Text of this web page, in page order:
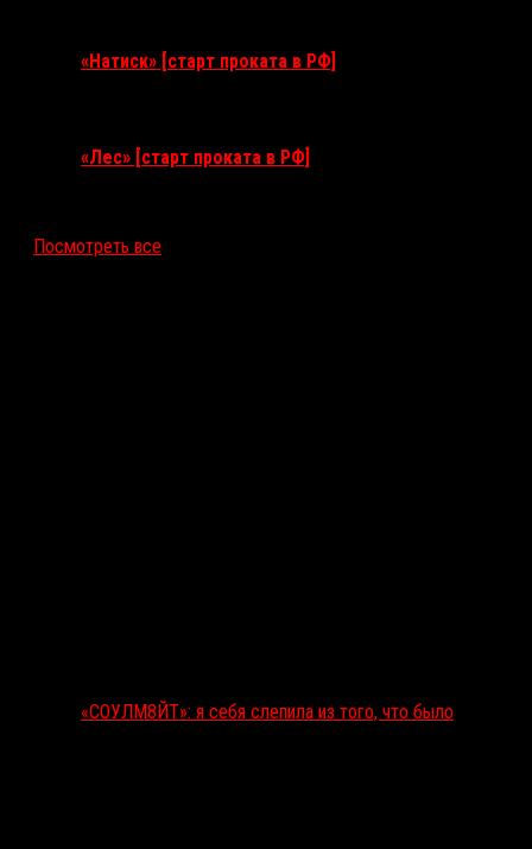
«Натиск» [старт проката в РФ]
«Лес» [старт проката в РФ]
Посмотреть все
«СОУЛМ8ЙТ»: я себя слепила из того, что было